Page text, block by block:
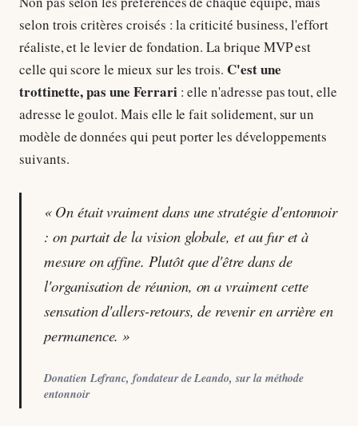
selon trois critères croisés : la criticité business, l'effort
réaliste, et le levier de fondation. La brique MVP est
celle qui score le mieux sur les trois. C'est une
trottinette, pas une Ferrari : elle n'adresse pas tout, elle
adresse le goulot. Mais elle le fait solidement, sur un
modèle de données qui peut porter les développements
suivants.
« On était vraiment dans une stratégie d'entonnoir
: on partait de la vision globale, et au fur et à
mesure on affine. Plutôt que d'être dans de
l'organisation de réunion, on a vraiment cette
sensation d'allers-retours, de revenir en arrière en
permanence. »
Donatien Lefranc, fondateur de Leando, sur la méthode
entonnoir